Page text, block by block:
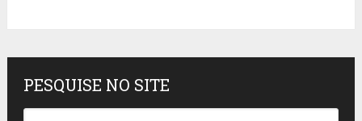
PESQUISE NO SITE